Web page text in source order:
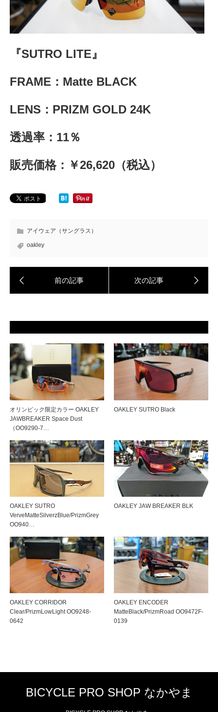
『SUTRO LITE』
FRAME：Matte BLACK
LENS：PRIZM GOLD 24K
透過率：11％
販売価格：￥26,620（税込）
アイウェア（サングラス）
oakley
オリンピック限定カラー OAKLEY
JAWBREAKER Space Dust
（OO9290-7…
OAKLEY SUTRO Black
OAKLEY SUTRO
VerveMatteSilverzBlue/PrizmGrey
OO940…
OAKLEY JAW BREAKER BLK
OAKLEY CORRIDOR
Clear/PrizmLowLight OO9248-
0642
OAKLEY ENCODER
MatteBlack/PrizmRoad OO9472F-
0139
BICYCLE PRO SHOP なかやま